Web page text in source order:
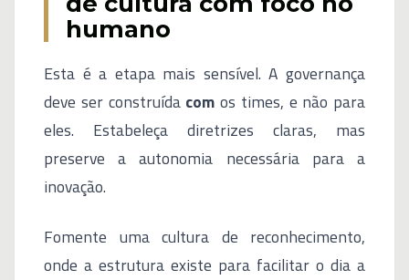
humano
Esta é a etapa mais sensível. A governança
deve ser construída com os times, e não para
eles. Estabeleça diretrizes claras, mas
preserve a autonomia necessária para a
inovação.
Fomente uma cultura de reconhecimento,
onde a estrutura existe para facilitar o dia a